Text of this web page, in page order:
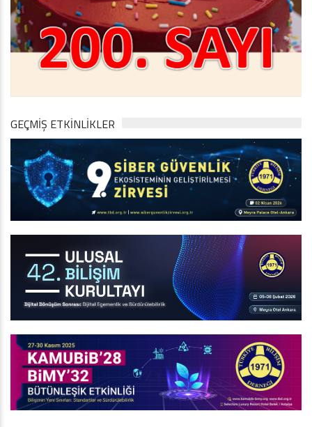
GEÇMİŞ ETKİNLİKLER